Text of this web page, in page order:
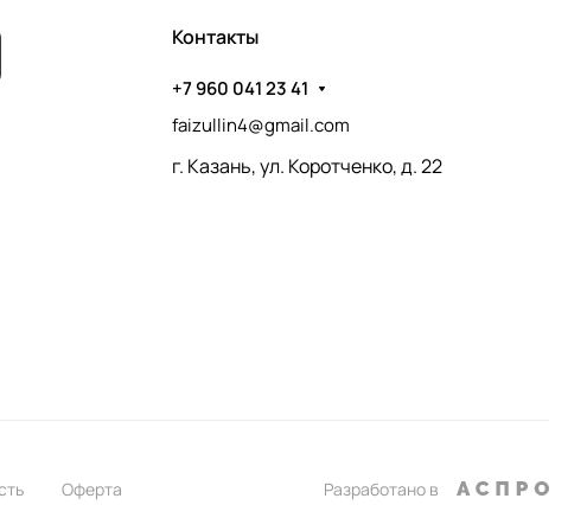
Контакты
+7 960 041 23 41
faizullin4@gmail.com
г. Казань, ул. Коротченко, д. 22
Оферта Разработано в